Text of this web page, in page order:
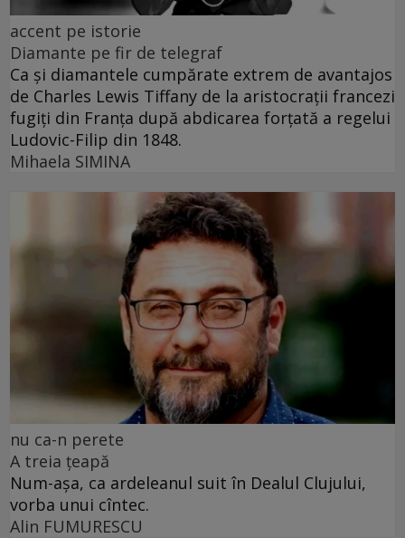
accent pe istorie
Diamante pe fir de telegraf
Ca și diamantele cumpărate extrem de avantajos
de Charles Lewis Tiffany de la aristocrații francezi
fugiți din Franța după abdicarea forțată a regelui
Ludovic-Filip din 1848.
Mihaela SIMINA
nu ca-n perete
A treia țeapă
Num-așa, ca ardeleanul suit în Dealul Clujului,
vorba unui cîntec.
Alin FUMURESCU